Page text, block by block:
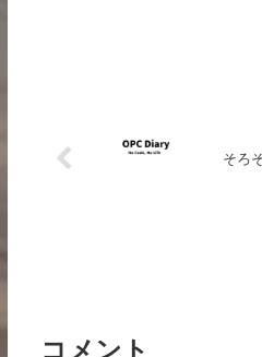
そろ
コメント